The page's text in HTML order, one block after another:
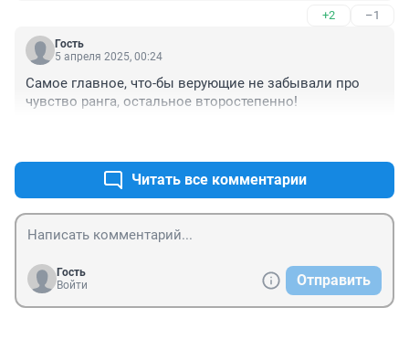
человек ходит в церковь якобы молиться, имея в
кармане партбилет члена КПСС, то далее
дискутировать на эту тему, просто нет смысла.
+2 –1
Гость
5 апреля 2025, 00:24
Самое главное, что-бы верующие не забывали про
чувство ранга, остальное второстепенно!
Читать все комментарии
Гость
Войти
Отправить